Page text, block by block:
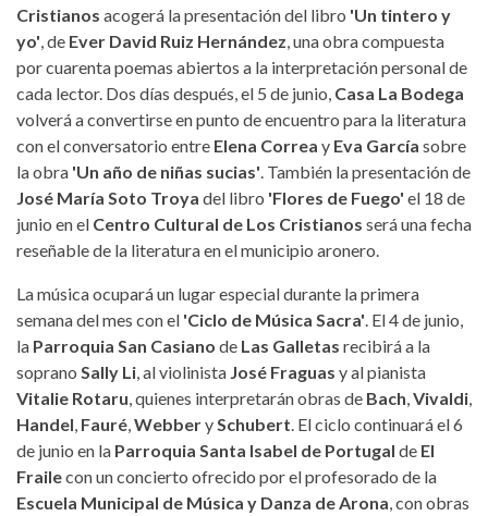
Cristianos acogerá la presentación del libro 'Un tintero y
yo', de Ever David Ruiz Hernández, una obra compuesta
por cuarenta poemas abiertos a la interpretación personal de
cada lector. Dos días después, el 5 de junio, Casa La Bodega
volverá a convertirse en punto de encuentro para la literatura
con el conversatorio entre Elena Correa y Eva García sobre
la obra 'Un año de niñas sucias'. También la presentación de
José María Soto Troya del libro 'Flores de Fuego' el 18 de
junio en el Centro Cultural de Los Cristianos será una fecha
reseñable de la literatura en el municipio aronero.
La música ocupará un lugar especial durante la primera
semana del mes con el 'Ciclo de Música Sacra'. El 4 de junio,
la Parroquia San Casiano de Las Galletas recibirá a la
soprano Sally Li, al violinista José Fraguas y al pianista
Vitalie Rotaru, quienes interpretarán obras de Bach,Vivaldi,
Handel, Fauré,WebberySchubert. El ciclo continuará el 6
de junio en la Parroquia Santa Isabel de Portugal de El
Frailecon un concierto ofrecido por el profesorado de la
Escuela Municipal de Música y Danza de Arona, con obras